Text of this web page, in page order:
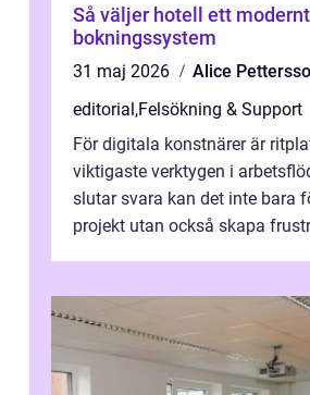
Så väljer hotell ett modernt
bokningssystem
31 maj 2026
Alice
editorial,Felsökning & Support
För digitala konstnärer är
viktigaste verktygen i
slutar svara kan det inte bara
projekt utan också skapa